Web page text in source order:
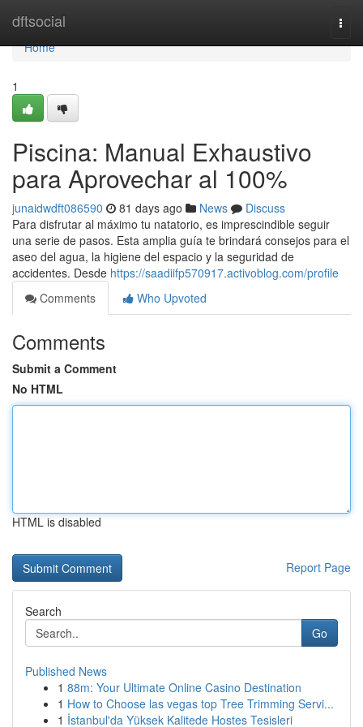
dftsocial
Home
Home
1
Piscina: Manual Exhaustivo
para Aprovechar al 100%
junaidwdft086590 81 days ago News
Discuss
Para disfrutar al máximo tu natatorio, es imprescindible seguir
una serie de pasos. Esta amplia guía te brindará consejos para el
aseo del agua, la higiene del espacio y la seguridad de
accidentes. Desde https://saadiifp570917.activoblog.com/profile
Comments
Who Upvoted
Comments
Submit a Comment
No HTML
HTML is disabled
Report Page
Search
Go
Published News
1 88m: Your Ultimate Online Casino Destination
1 How to Choose las vegas top Tree Trimming Servi...
1 İstanbul'da Yüksek Kalitede Hostes Tesisleri